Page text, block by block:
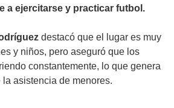
a ejercitarse y practicar futbol.
destacó que el lugar es muy
y niños, pero aseguró que los
constantemente, lo que genera
asistencia de menores.